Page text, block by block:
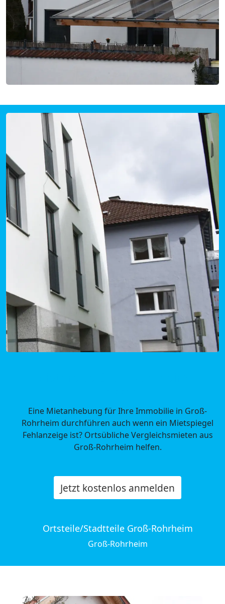
Eine Mietanhebung für Ihre Immobilie in Groß-
Rohrheim durchführen auch wenn ein Mietspiegel
Fehlanzeige ist? Ortsübliche Vergleichsmieten aus
Groß-Rohrheim helfen.
Jetzt kostenlos anmelden
Ortsteile/Stadtteile Groß-Rohrheim
Groß-Rohrheim